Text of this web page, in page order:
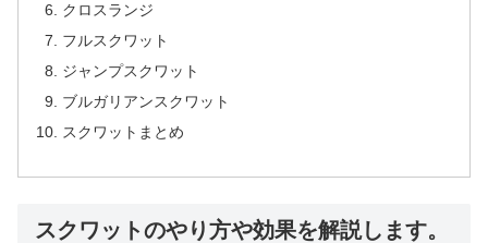
クロスランジ
フルスクワット
ジャンプスクワット
ブルガリアンスクワット
スクワットまとめ
スクワットのやり方や効果を解説します。